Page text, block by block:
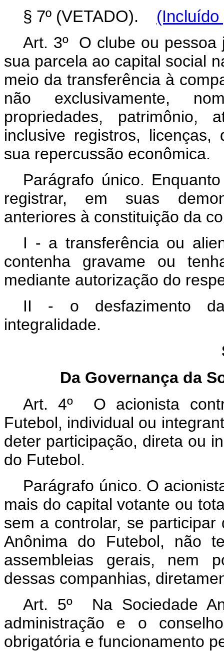
§ 7º (VETADO).
(Incluído
Art. 3º O clube ou pessoa
sua parcela ao capital social
meio da transferência à
não exclusivamente,
propriedades, patrimônio,
inclusive registros,
sua repercussão econômica.
Parágrafo único.
registrar, em suas
anteriores à constituição da
I - a transferência ou
contenha gravame ou
mediante autorização do
II - o desfazimento
integralidade.
Da Governança da
Art. 4º O acionista
Futebol, individual ou
deter participação, direta ou
do Futebol.
Parágrafo único. O
mais do capital votante ou
sem a controlar, se
Anônima do Futebol, não
assembleias gerais, nem
dessas companhias,
Art. 5º Na Sociedade
administração e o
obrigatória e funcionamento